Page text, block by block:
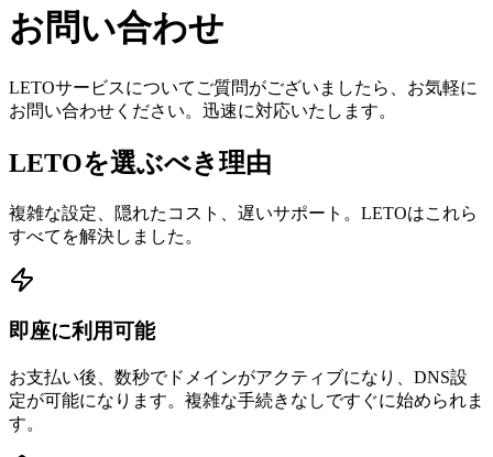
お問い合わせ
LETOサービスについてご質問がございましたら、お気軽に
お問い合わせください。迅速に対応いたします。
LETOを選ぶべき理由
複雑な設定、隠れたコスト、遅いサポート。LETOはこれら
すべてを解決しました。
即座に利用可能
お支払い後、数秒でドメインがアクティブになり、DNS設
定が可能になります。複雑な手続きなしですぐに始められま
す。